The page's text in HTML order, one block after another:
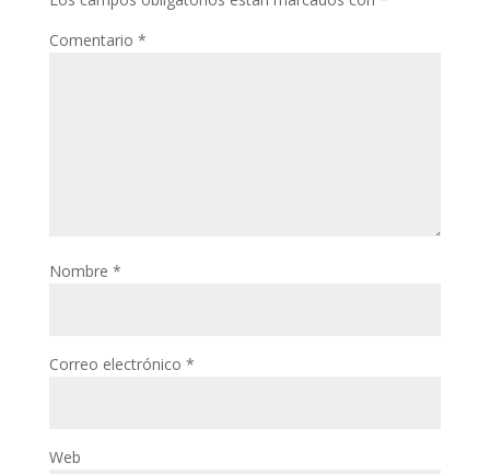
Comentario *
Nombre *
Correo electrónico *
Web